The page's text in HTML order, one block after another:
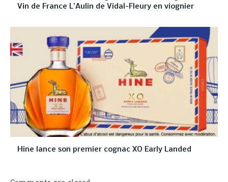
Vin de France L’Aulin de Vidal-Fleury en viognier
Hine lance son premier cognac XO Early Landed